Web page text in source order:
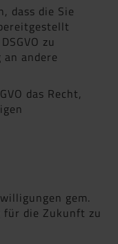
dass die Sie
zu
andere
das Recht,
gem.
für die Zukunft zu